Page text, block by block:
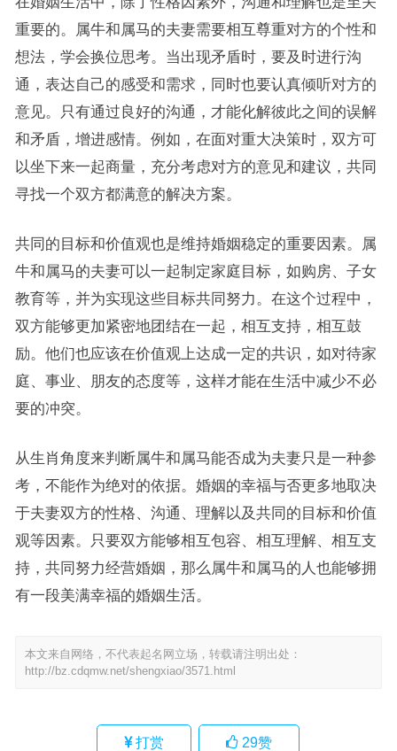
重要的。属牛和属马的夫妻需要相互尊重对方的个性和
想法，学会换位思考。当出现矛盾时，要及时进行沟
通，表达自己的感受和需求，同时也要认真倾听对方的
意见。只有通过良好的沟通，才能化解彼此之间的误解
和矛盾，增进感情。例如，在面对重大决策时，双方可
以坐下来一起商量，充分考虑对方的意见和建议，共同
寻找一个双方都满意的解决方案。
共同的目标和价值观也是维持婚姻稳定的重要因素。属
牛和属马的夫妻可以一起制定家庭目标，如购房、子女
教育等，并为实现这些目标共同努力。在这个过程中，
双方能够更加紧密地团结在一起，相互支持，相互鼓
励。他们也应该在价值观上达成一定的共识，如对待家
庭、事业、朋友的态度等，这样才能在生活中减少不必
要的冲突。
从生肖角度来判断属牛和属马能否成为夫妻只是一种参
考，不能作为绝对的依据。婚姻的幸福与否更多地取决
于夫妻双方的性格、沟通、理解以及共同的目标和价值
观等因素。只要双方能够相互包容、相互理解、相互支
持，共同努力经营婚姻，那么属牛和属马的人也能够拥
有一段美满幸福的婚姻生活。
本文来自网络，不代表起名网立场，转载请注明出处：
http://bz.cdqmw.net/shengxiao/3571.html
打赏 29赞